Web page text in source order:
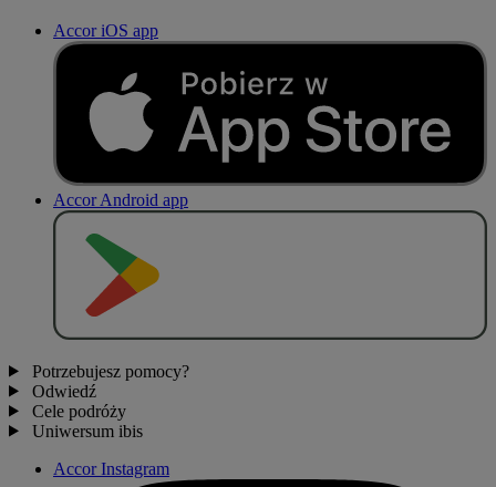
Accor iOS app
Accor Android app
Potrzebujesz pomocy?
Odwiedź
Cele podróży
Uniwersum ibis
Accor Instagram